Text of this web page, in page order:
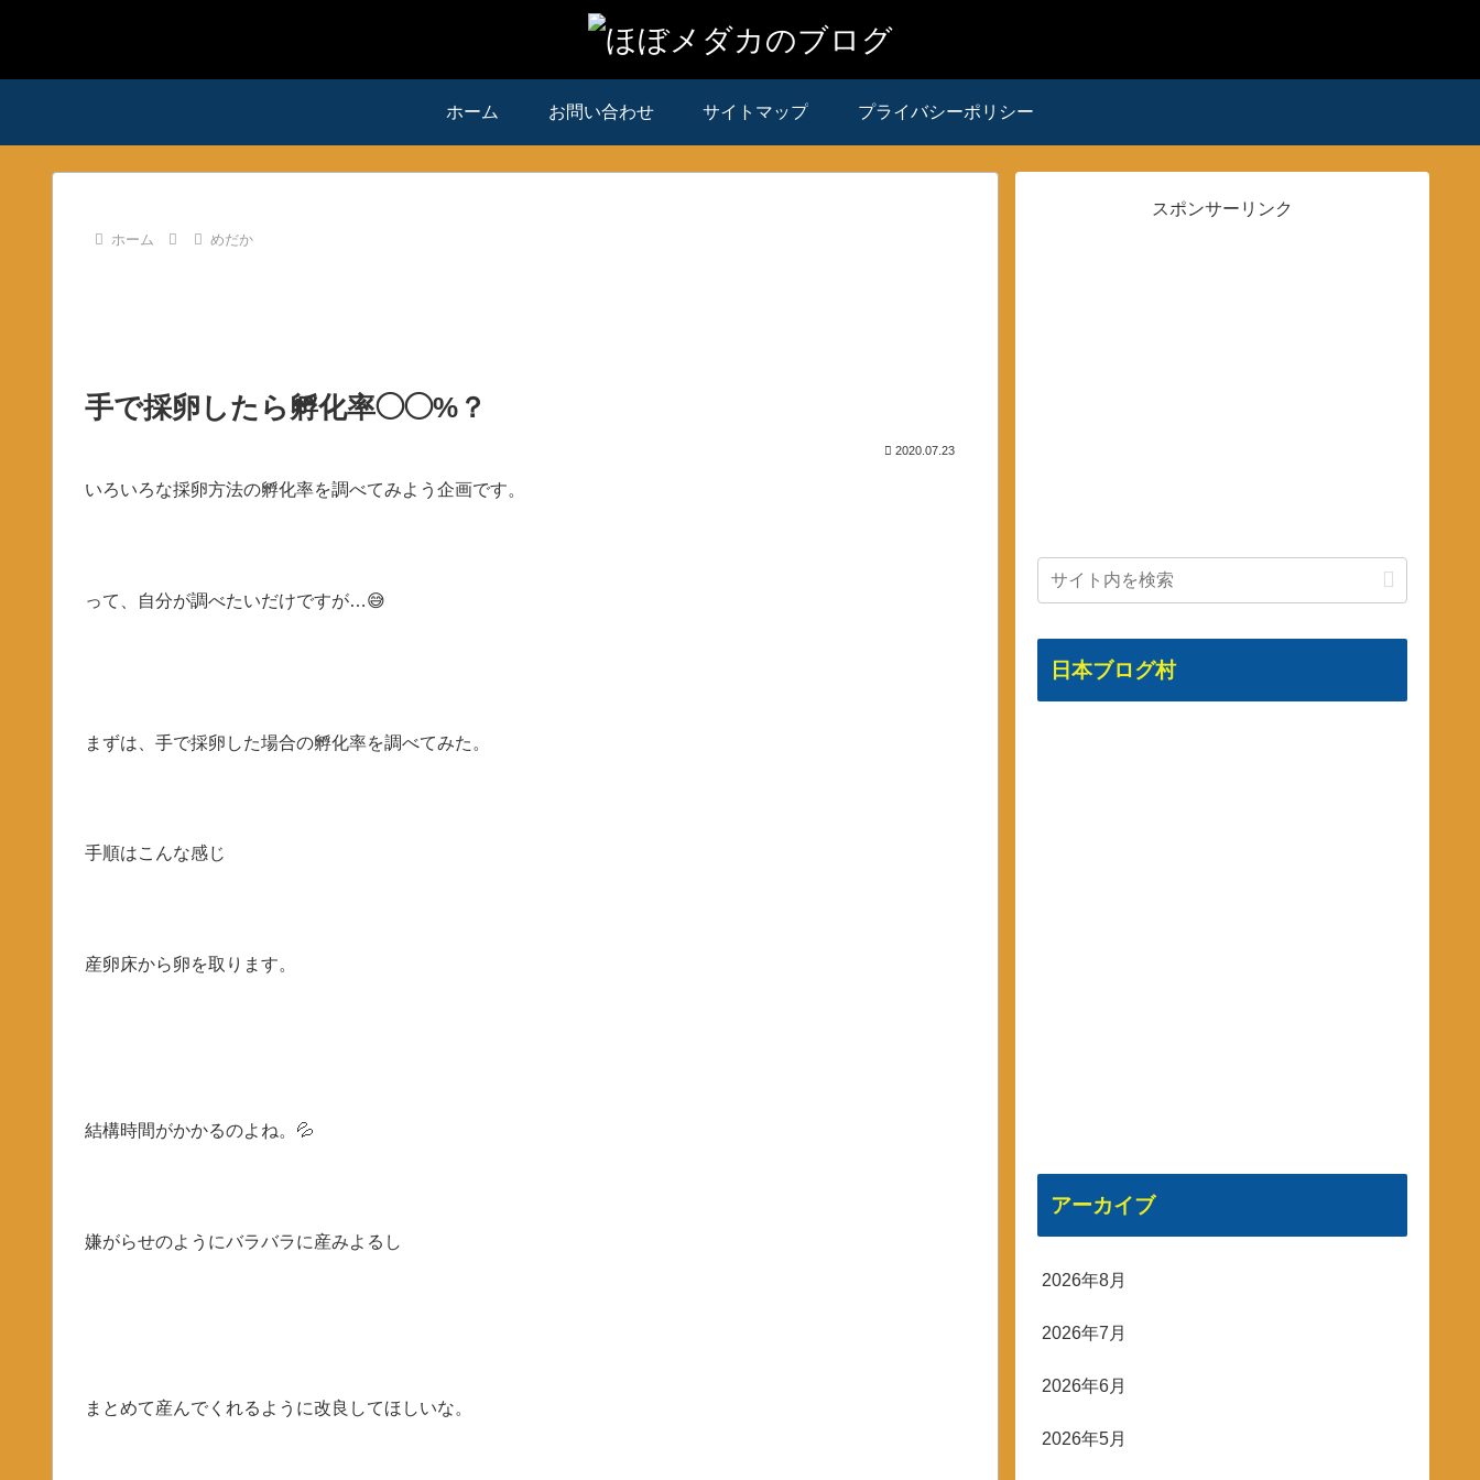
ホーム お問い合わせ サイトマップ プライバシーポリシー
ホーム めだか
手で採卵したら孵化率◯◯%？
2020.07.23
いろいろな採卵方法の孵化率を調べてみよう企画です。
って、自分が調べたいだけですが…😅
まずは、手で採卵した場合の孵化率を調べてみた。
手順はこんな感じ
産卵床から卵を取ります。
結構時間がかかるのよね。💦
嫌がらせのようにバラバラに産みよるし
まとめて産んでくれるように改良してほしいな。
スポンサーリンク
日本ブログ村
アーカイブ
2026年8月
2026年7月
2026年6月
2026年5月